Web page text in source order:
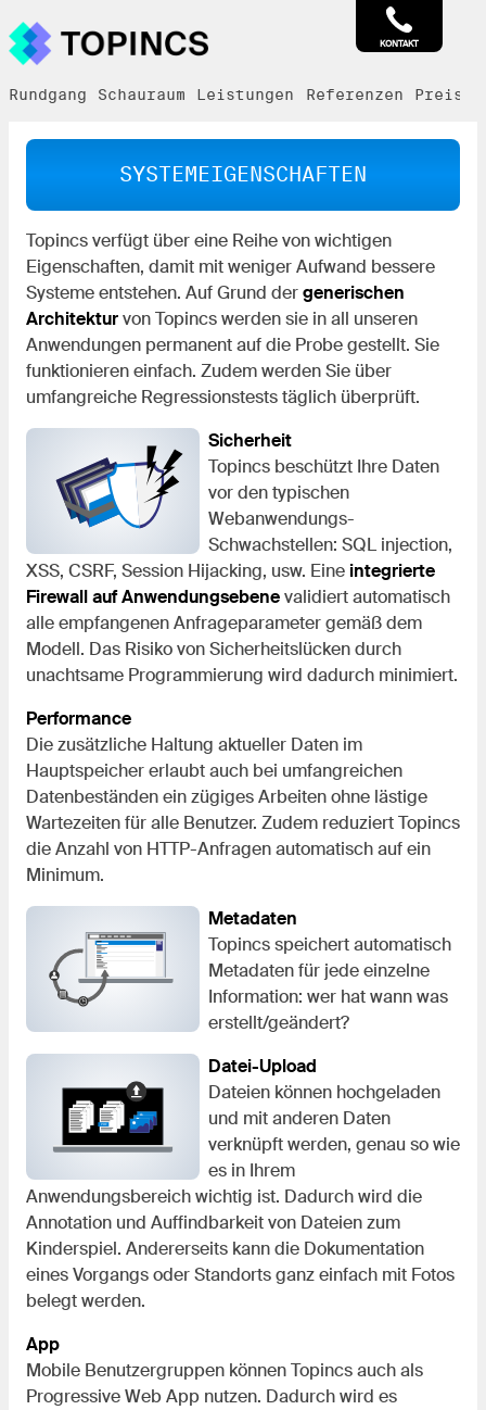
Rundgang Schauraum Leistungen Referenzen Preise
KONTAKT
SYSTEM­EIGENSCHAFTEN
Topincs verfügt über eine Reihe von wichtigen
Eigenschaften, damit mit weniger Aufwand bessere
Systeme entstehen. Auf Grund dergenerischen
Architekturvon Topincs werden sie in all unseren
Anwendungen permanent auf die Probe gestellt. Sie
funktionieren einfach. Zudem werden Sie über
umfangreiche Regressionstests täglich überprüft.
Sicherheit
Topincs beschützt Ihre Daten
vor den typischen
Webanwendungs-
Schwachstellen: SQL injection,
XSS, CSRF, Session Hijacking, usw. Eine integrierte
Firewall auf Anwendungsebenevalidiert automatisch
alle empfangenen Anfrageparameter gemäß dem
Modell. Das Risiko von Sicherheitslücken durch
unachtsame Programmierung wird dadurch minimiert.
Performance
Die zusätzliche Haltung aktueller Daten im
Hauptspeicher erlaubt auch bei umfangreichen
Datenbeständen ein zügiges Arbeiten ohne lästige
Wartezeiten für alle Benutzer. Zudem reduziert Topincs
die Anzahl von HTTP-Anfragen automatisch auf ein
Minimum.
Metadaten
Topincs speichert automatisch
Metadaten für jede einzelne
Information: wer hat wann was
erstellt/geändert?
Datei-Upload
Dateien können hochgeladen
und mit anderen Daten
verknüpft werden, genau so wie
es in Ihrem
Anwendungsbereich wichtig ist. Dadurch wird die
Annotation und Auffindbarkeit von Dateien zum
Kinderspiel. Andererseits kann die Dokumentation
eines Vorgangs oder Standorts ganz einfach mit Fotos
belegt werden.
App
Mobile Benutzergruppen können Topincs auch als
Progressive Web App nutzen. Dadurch wird es